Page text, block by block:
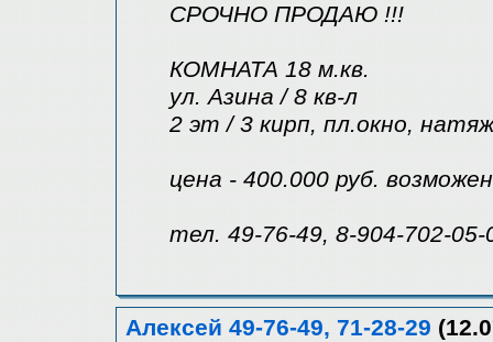
СРОЧНО ПРОДАЮ !!!
КОМНАТА 18 м.кв.
ул. Азина / 8 кв-л
2 эт / 3 кирп, пл.окно,
цена - 400.000 руб.
тел. 49-76-49, 8-904-702-05-
Алексей 49-76-49, 71-28-29